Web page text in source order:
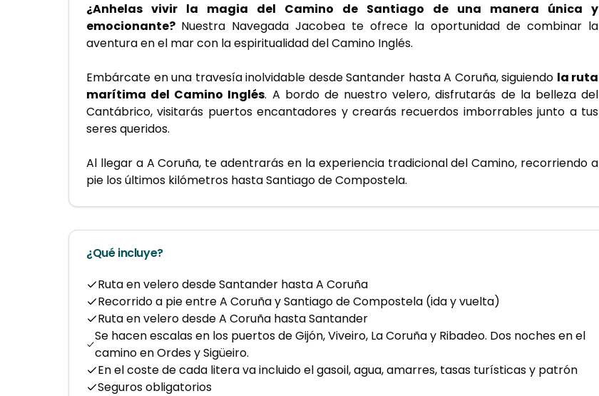
¿Anhelas vivir la magia del Camino de Santiago de una manera única y
emocionante? Nuestra Navegada Jacobea te ofrece la oportunidad de combinar la
aventura en el mar con la espiritualidad del Camino Inglés.
Embárcate en una travesía inolvidable desde Santander hasta A Coruña, siguiendo la ruta
marítima del Camino Inglés. A bordo de nuestro velero, disfrutarás de la belleza del
Cantábrico, visitarás puertos encantadores y crearás recuerdos imborrables junto a tus
seres queridos.
Al llegar a A Coruña, te adentrarás en la experiencia tradicional del Camino, recorriendo a
pie los últimos kilómetros hasta Santiago de Compostela.
¿Qué incluye?
Ruta en velero desde Santander hasta A Coruña
Recorrido a pie entre A Coruña y Santiago de Compostela (ida y vuelta)
Ruta en velero desde A Coruña hasta Santander
Se hacen escalas en los puertos de Gijón, Viveiro, La Coruña y Ribadeo. Dos noches en el
camino en Ordes y Sigüeiro.
En el coste de cada litera va incluido el gasoil, agua, amarres, tasas turísticas y patrón
Seguros obligatorios